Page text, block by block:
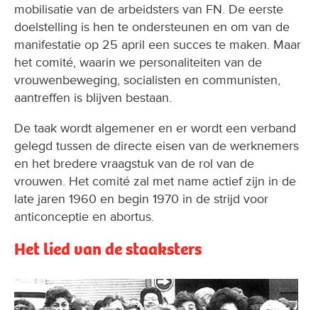
mobilisatie van de arbeidsters van FN. De eerste
doelstelling is hen te ondersteunen en om van de
manifestatie op 25 april een succes te maken. Maar
het comité, waarin we personaliteiten van de
vrouwenbeweging, socialisten en communisten,
aantreffen is blijven bestaan.
De taak wordt algemener en er wordt een verband
gelegd tussen de directe eisen van de werknemers
en het bredere vraagstuk van de rol van de
vrouwen. Het comité zal met name actief zijn in de
late jaren 1960 en begin 1970 in de strijd voor
anticonceptie en abortus.
Het lied van de staaksters